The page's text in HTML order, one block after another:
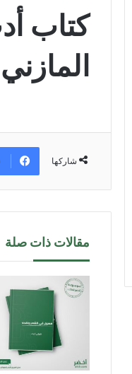
كتاب
المازني
شاركها
مقالات ذات صلة